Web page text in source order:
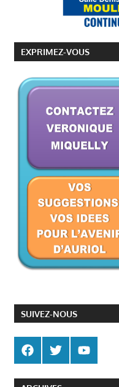
EXPRIMEZ-VOUS
SUIVEZ-NOUS